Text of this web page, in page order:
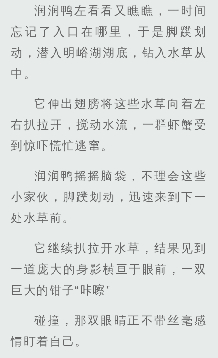
润润鸭左看看又瞧瞧，一时间
忘记了入口在哪里，于是脚蹼划
动，潜入明峪湖湖底，钻入水草从
中。
它伸出翅膀将这些水草向着左
右扒拉开，搅动水流，一群虾蟹受
到惊吓慌忙逃窜。
润润鸭摇摇脑袋，不理会这些
小家伙，脚蹼划动，迅速来到下一
处水草前。
它继续扒拉开水草，结果见到
一道庞大的身影横亘于眼前，一双
巨大的钳子“咔嚓”
碰撞，那双眼睛正不带丝毫感
情盯着自己。